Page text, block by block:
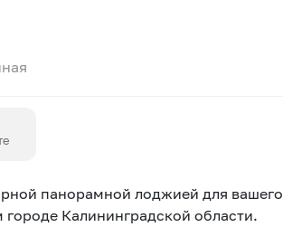
панорамной лоджией для вашего
Калининградской области.